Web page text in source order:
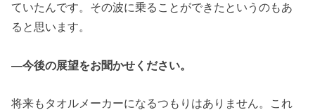
ていたんです。その波に乗ることができたというのもあ
ると思います。
―今後の展望をお聞かせください。
将来もタオルメーカーになるつもりはありません。これ